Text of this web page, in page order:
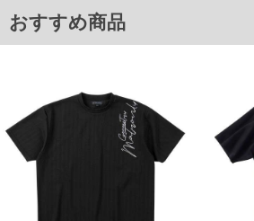
ド生地。
サイズ/バスト/総丈/裾周り/肩幅/袖丈
3L/130/76/130/58/24
4L/140/78/140/60/25
5L/150/80/150/62/26
6L/160/82/160/64/27
単位はcm
おすすめ商品